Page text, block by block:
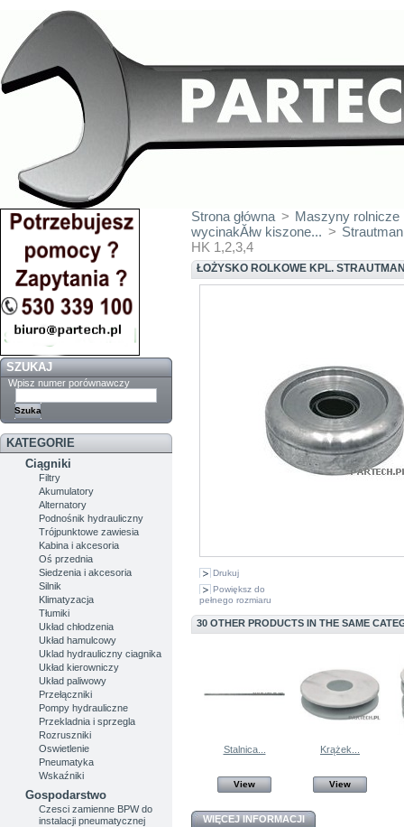
SZUKAJ
Wpisz numer porównawczy
KATEGORIE
Ciągniki
Filtry
Akumulatory
Alternatory
Podnośnik hydrauliczny
Trójpunktowe zawiesia
Kabina i akcesoria
Oś przednia
Siedzenia i akcesoria
Silnik
Klimatyzacja
Tłumiki
Układ chłodzenia
Układ hamulcowy
Uklad hydrauliczny ciagnika
Układ kierowniczy
Układ paliwowy
Przełączniki
Pompy hydrauliczne
Przekladnia i sprzegla
Rozruszniki
Oswietlenie
Pneumatyka
Wskaźniki
Gospodarstwo
Czesci zamienne BPW do
instalacji pneumatycznej
Strona główna > Maszyny rolnicze
wycinakĂłw kiszone... >
HK 1,2,3,4
ŁOŻYSKO ROLKOWE KPL.
Drukuj
Powiększ do
pełnego rozmiaru
30 OTHER PRODUCTS IN THE SAME
Stalnica...
View
Krążek...
View
WIĘCEJ INFORMACJI